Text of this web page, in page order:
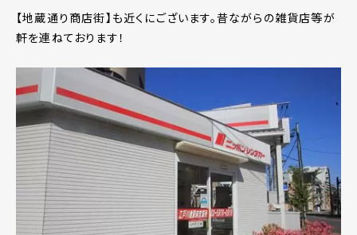
【地蔵通り商店街】も近くにございます。昔ながらの雑貨店等が
軒を連ねております！